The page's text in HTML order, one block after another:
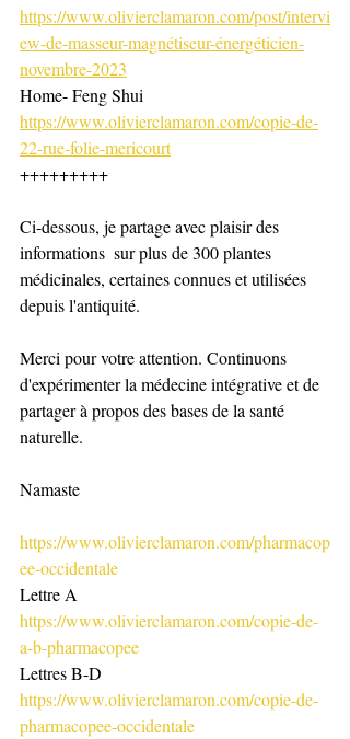
https://www.olivierclamaron.com/post/intervi
ew-de-masseur-magnétiseur-énergéticien-
novembre-2023
Home- Feng Shui
https://www.olivierclamaron.com/copie-de-
22-rue-folie-mericourt
+++++++++
Ci-dessous, je partage avec plaisir des
informations  sur plus de 300 plantes
médicinales, certaines connues et utilisées
depuis l'antiquité.
Merci pour votre attention. Continuons
d'expérimenter la médecine intégrative et de
partager à propos des bases de la santé
naturelle.
Namaste
https://www.olivierclamaron.com/pharmacop
ee-occidentale
Lettre A
https://www.olivierclamaron.com/copie-de-
a-b-pharmacopee
Lettres B-D
https://www.olivierclamaron.com/copie-de-
pharmacopee-occidentale